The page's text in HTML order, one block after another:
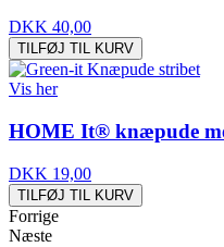
DKK 40,00
TILFØJ TIL KURV
Vis her
HOME It® knæpude
DKK 19,00
TILFØJ TIL KURV
Forrige
Næste